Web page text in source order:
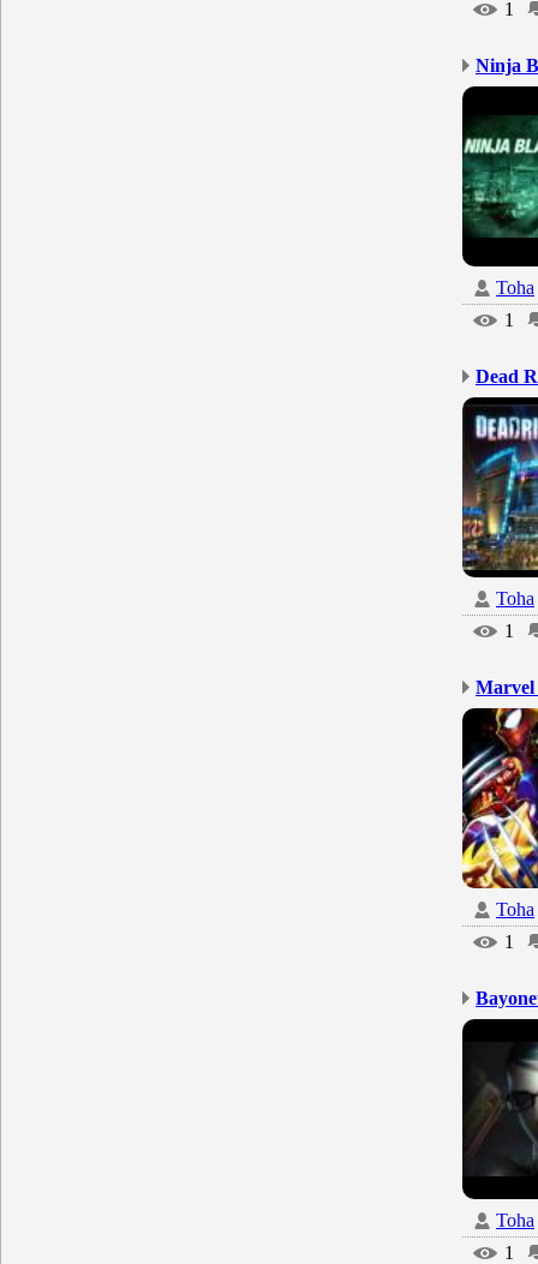
1
Ninja
Toha
1
Dead
Toha
1
Marvel
Toha
1
Toha
1